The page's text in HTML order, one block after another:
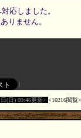
応しました。
りません。
(日) 09:46更新 10216閲覧